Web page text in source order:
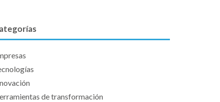
de transformación